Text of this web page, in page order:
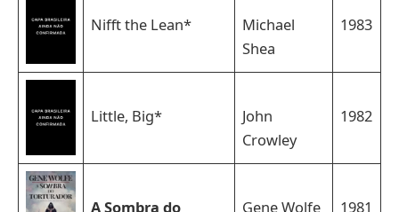
Nifft the Lean*
Michael
Shea
1983
Little, Big*
John
Crowley
1982
A Sombra do
Gene Wolfe 1981